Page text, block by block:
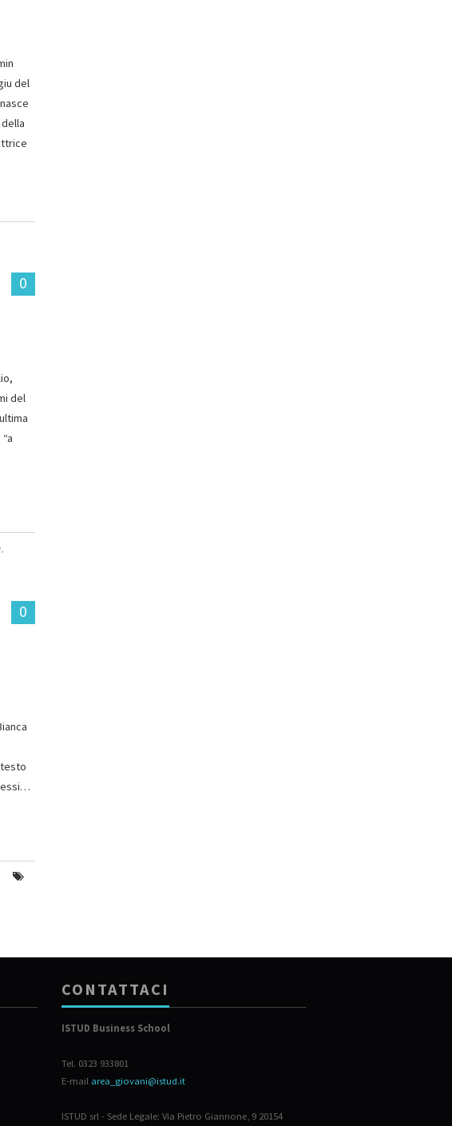
del
0
del
,
0
essi…
CONTATTACI
ISTUD Business School
Tel. 0323 933801
E-mail area_giovani@istud.it
ISTUD srl - Sede Legale: Via Pietro Giannone, 9 20154